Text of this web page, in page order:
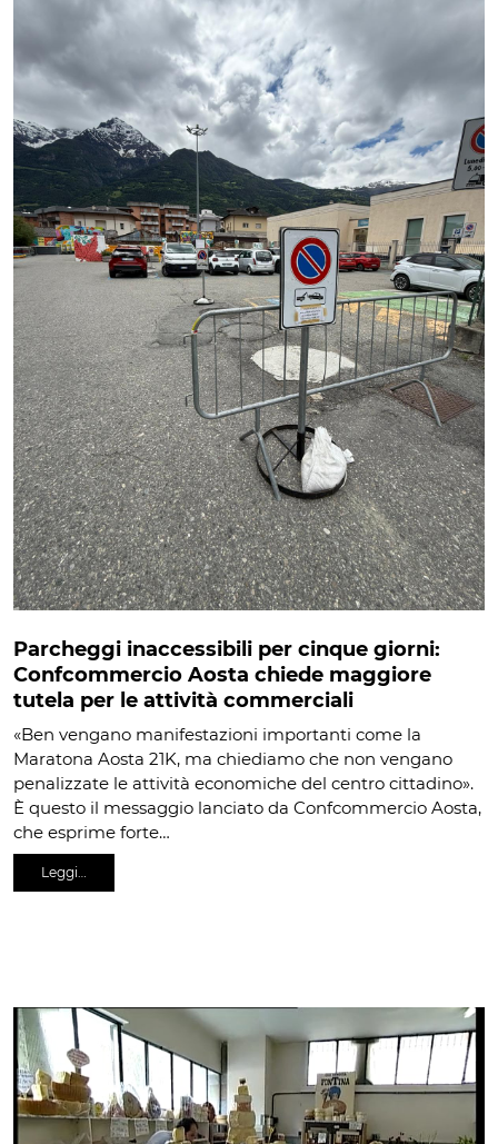
Parcheggi inaccessibili per cinque giorni:
Confcommercio Aosta chiede maggiore
tutela per le attività commerciali
«Ben vengano manifestazioni importanti come la
Maratona Aosta 21K, ma chiediamo che non vengano
penalizzate le attività economiche del centro cittadino».
È questo il messaggio lanciato da Confcommercio Aosta,
che esprime forte…
Leggi…